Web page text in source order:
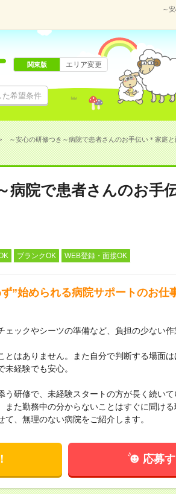
～
た希望条件
関東版 エリア変更
～安心の研修つき～病院で患者さんのお手伝い＊家庭
病院で患者さんのお手
ブランクOK WEB登録・面接OK
”始められる病院サポートのお仕
ェックやシーツの準備など、負担の少ない作
とはありません。また自分で判断する場面
経験でも安心。
う研修で、未経験スタートの方が長く続い
また勤務中の分からないことはすぐに聞ける
、無理のない病院をご紹介します。
応募